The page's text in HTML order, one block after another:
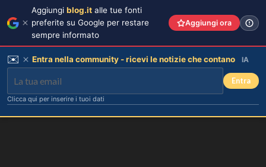
Aggiungi blog.it alle tue fonti
preferite su Google per restare
sempre informato
Aggiungi ora
✉️ Entra nella community - ricevi le notizie che contano IA
Entra
Clicca qui per inserire i tuoi dati